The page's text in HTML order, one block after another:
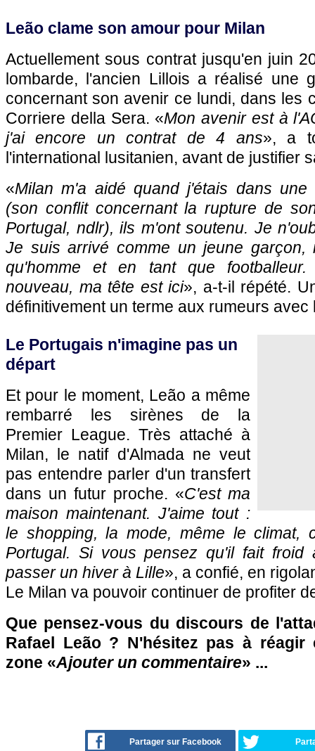
Leão clame son amour pour Milan
Actuellement sous contrat jusqu'en juin
lombarde, l'ancien Lillois a réalisé une
concernant son avenir ce lundi, dans les
Corriere della Sera. «Mon avenir est à
j'ai encore un contrat de 4 ans», a
l'international lusitanien, avant de justifier
«Milan m'a aidé quand j'étais dans une
(son conflit concernant la rupture de
Portugal, ndlr), ils m'ont soutenu. Je
Je suis arrivé comme un jeune
qu'homme et en tant que
nouveau, ma tête est ici», a-t-il répété.
définitivement un terme aux rumeurs avec
Le Portugais n'imagine pas un
départ
Et pour le moment, Leão a même
rembarré les sirènes de la
Premier League. Très attaché à
Milan, le natif d'Almada ne veut
pas entendre parler d'un transfert
dans un futur proche. «C'est ma
maison maintenant. J'aime tout :
le shopping, la mode, même le climat,
Portugal. Si vous pensez qu'il fait froid
passer un hiver à Lille», a confié, en
Le Milan va pouvoir continuer de profiter
Que pensez-vous du discours de
Rafael Leão ? N'hésitez pas à
zone «Ajouter un commentaire» ...
Partager sur Facebook